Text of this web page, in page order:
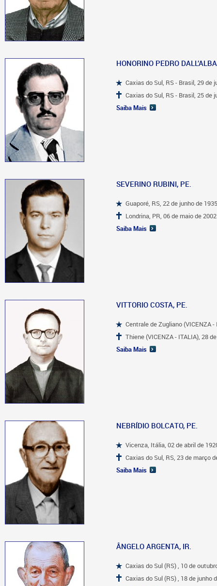
HONORINO PEDRO
Caxias do Sul, RS - Brasil, 29 de
Caxias do Sul, RS - Brasil, 25 de
Saiba Mais
SEVERINO RUBINI, PE.
Guaporé, RS, 22 de junho de 1935
Londrina, PR, 06 de maio de 2002
Saiba Mais
VITTORIO COSTA, PE.
Centrale de Zugliano (VICENZA
Thiene (VICENZA - ITALIA), 28
Saiba Mais
NEBRÍDIO BOLCATO, PE.
Vicenza, Itália, 02 de abril de
Caxias do Sul, RS, 23 de março
Saiba Mais
ÂNGELO ARGENTA, IR.
Caxias do Sul (RS) , 10 de
Caxias do Sul (RS) , 18 de junho